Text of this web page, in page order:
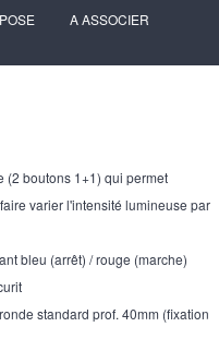
A ASSOCIER
(2 boutons 1+1) qui permet
varier l'intensité lumineuse par
bleu (arrêt) / rouge (marche)
standard prof. 40mm (fixation